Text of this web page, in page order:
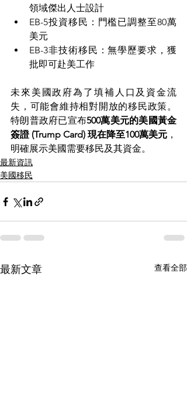
領域傑出人士設計
EB-5投資移民：門檻已調整至80萬
美元
EB-3非技術移民：無學歷要求，獲
批即可赴美工作
未來美國政府為了填補人口及資金流
失，可能會維持相對開放的移民政策。
特朗普政府已宣布500萬美元的美國黃金
簽證 (Trump Card) 現在降至100萬美元 ，
明確展示美國需要移民及其資金。
最新資訊
美國移民
最新文章 查看全部